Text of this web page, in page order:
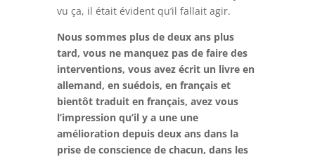
vu ça, il était évident qu’il fallait agir.
Nous sommes plus de deux ans plus
tard, vous ne manquez pas de faire des
interventions, vous avez écrit un livre en
allemand, en suédois, en français et
bientôt traduit en français, avez vous
l’impression qu’il y a une une
amélioration depuis deux ans dans la
prise de conscience de chacun, dans les